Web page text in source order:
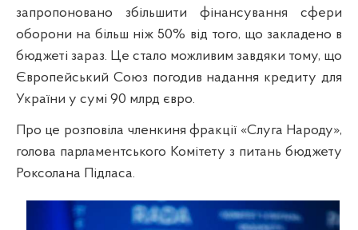
запропоновано збільшити фінансування сфери
оборони на більш ніж 50% від того, що закладено в
бюджеті зараз. Це стало можливим завдяки тому, що
Європейський Союз погодив надання кредиту для
України у сумі 90 млрд євро.
Про це розповіла членкиня фракції «Слуга Народу»,
голова парламентського Комітету з питань бюджету
Роксолана Підласа.